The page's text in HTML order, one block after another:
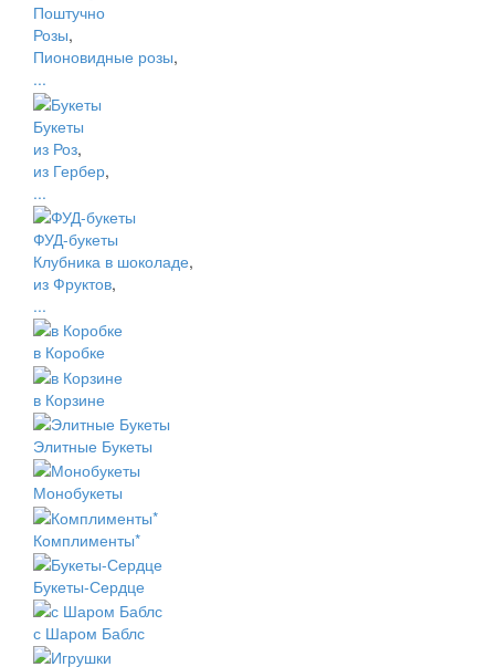
Поштучно
Розы,
Пионовидные розы,
...
Букеты
из Роз,
из Гербер,
...
ФУД-букеты
Клубника в шоколаде,
из Фруктов,
...
в Коробке
в Корзине
Элитные Букеты
Монобукеты
Комплименты*
Букеты-Сердце
с Шаром Баблс